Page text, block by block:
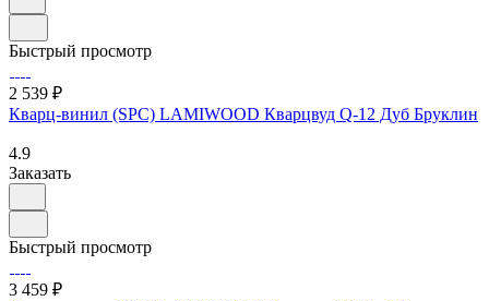
Быстрый просмотр
2 539 ₽
Кварц-винил (SPC) LAMIWOOD Кварцвуд Q-12 Дуб Бруклин
4.9
Заказать
Быстрый просмотр
3 459 ₽